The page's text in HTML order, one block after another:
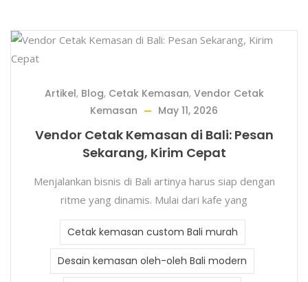
Artikel, Blog, Cetak Kemasan, Vendor Cetak
Kemasan
May 11, 2026
Vendor Cetak Kemasan di Bali: Pesan
Sekarang, Kirim Cepat
Menjalankan bisnis di Bali artinya harus siap dengan
ritme yang dinamis. Mulai dari kafe yang
Cetak kemasan custom Bali murah
Desain kemasan oleh-oleh Bali modern